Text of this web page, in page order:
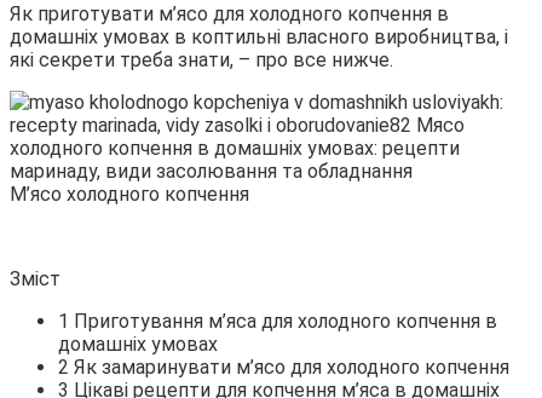
Як приготувати м’ясо для холодного копчення в
домашніх умовах в коптильні власного виробництва, і
які секрети треба знати, – про все нижче.
М’ясо холодного копчення
Зміст
1 Приготування м’яса для холодного копчення в
домашніх умовах
2 Як замаринувати м’ясо для холодного копчення
3 Цікаві рецепти для копчення м’яса в домашніх